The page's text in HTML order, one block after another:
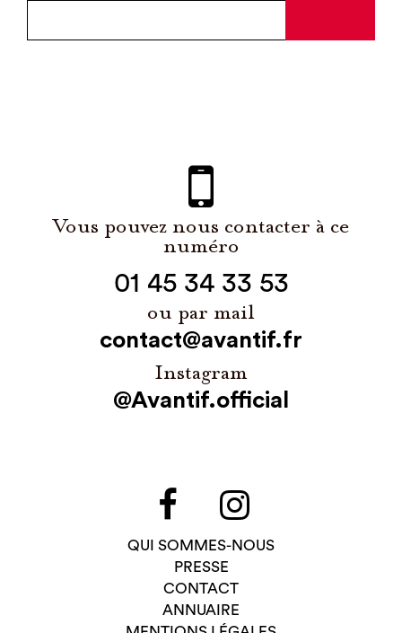
Vous pouvez nous contacter à ce
numéro
01 45 34 33 53
ou par mail
contact@avantif.fr
Instagram
@Avantif.official
QUI SOMMES-NOUS
PRESSE
CONTACT
ANNUAIRE